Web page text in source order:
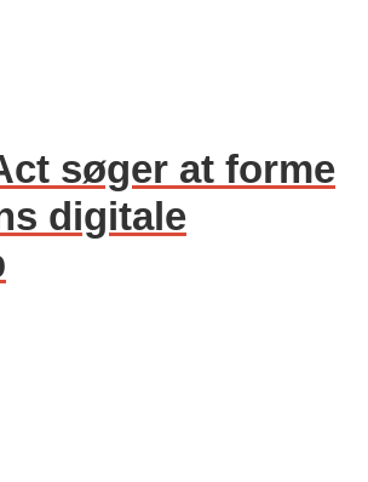
søger at forme
digitale